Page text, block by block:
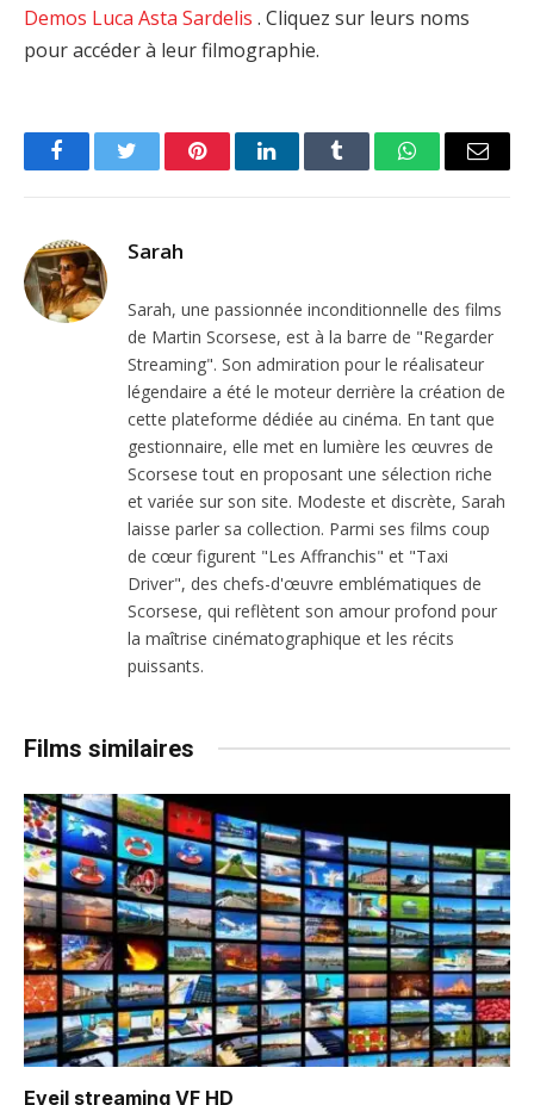
Demos Luca Asta Sardelis . Cliquez sur leurs noms
pour accéder à leur filmographie.
FacebookTwitter PinterestLinkedInTumblr WhatsAppEmail
Sarah
Sarah, une passionnée inconditionnelle des films
de Martin Scorsese, est à la barre de "Regarder
Streaming". Son admiration pour le réalisateur
légendaire a été le moteur derrière la création de
cette plateforme dédiée au cinéma. En tant que
gestionnaire, elle met en lumière les œuvres de
Scorsese tout en proposant une sélection riche
et variée sur son site. Modeste et discrète, Sarah
laisse parler sa collection. Parmi ses films coup
de cœur figurent "Les Affranchis" et "Taxi
Driver", des chefs-d'œuvre emblématiques de
Scorsese, qui reflètent son amour profond pour
la maîtrise cinématographique et les récits
puissants.
Films similaires
Eveil streaming VF HD